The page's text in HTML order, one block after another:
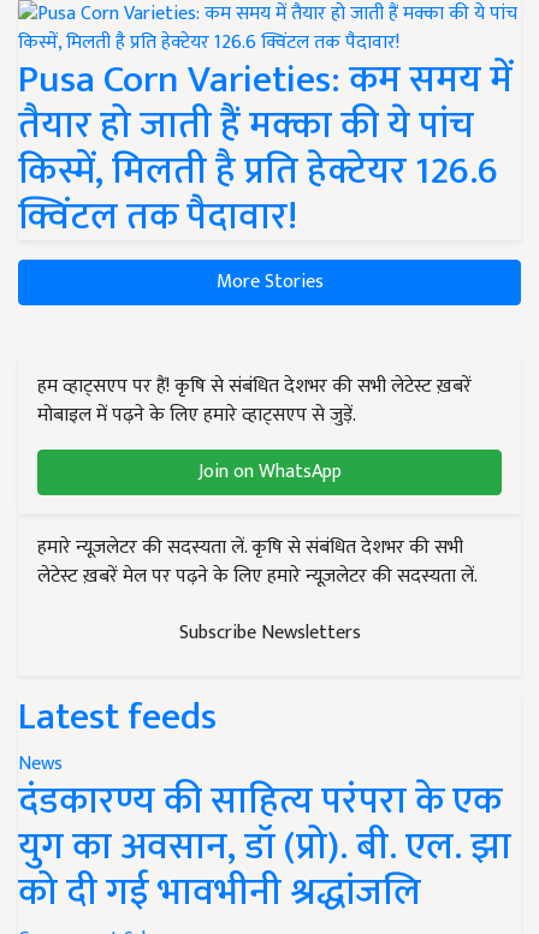
Pusa Corn Varieties: कम समय में
तैयार हो जाती हैं मक्का की ये पांच
किस्में, मिलती है प्रति हेक्टेयर 126.6
क्विंटल तक पैदावार!
More Stories
हम व्हाट्सएप पर हैं! कृषि से संबंधित देशभर की सभी लेटेस्ट ख़बरें
मोबाइल में पढ़ने के लिए हमारे व्हाट्सएप से जुड़ें.
Join on WhatsApp
हमारे न्यूज़लेटर की सदस्यता लें. कृषि से संबंधित देशभर की सभी
लेटेस्ट ख़बरें मेल पर पढ़ने के लिए हमारे न्यूज़लेटर की सदस्यता लें.
Subscribe Newsletters
Latest feeds
News
दंडकारण्य की साहित्य परंपरा के एक
युग का अवसान, डॉ (प्रो). बी. एल. झा
को दी गई भावभीनी श्रद्धांजलि